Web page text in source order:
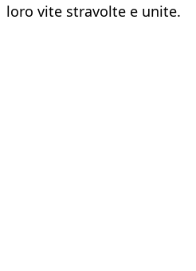
loro vite stravolte e unite.